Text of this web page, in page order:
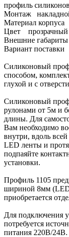
профиль
Монтаж
Материал
Цвет прозрачный
Внешние
Вариант
Силиконовый
способом,
глухой и с
Силиконовый
рулонами от 5м и
длины. Для
Вам необходимо
внутри, вдоль
LED ленты и
подпаяйте
установки.
Профиль 1105
шириной 8мм (LED
приобретается
Для подключения
потребуется
питания 220В/24В.